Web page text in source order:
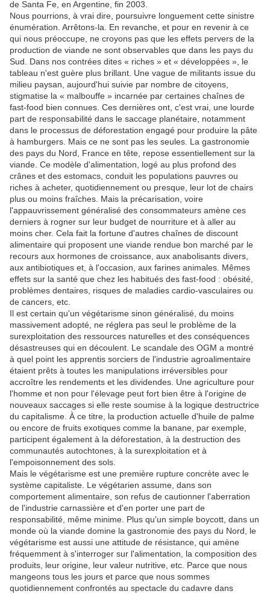
de Santa Fe, en Argentine, fin 2003.
Nous pourrions, à vrai dire, poursuivre longuement cette sinistre
énumération. Arrêtons-la. En revanche, et pour en revenir à ce
qui nous préoccupe, ne croyons pas que les effets pervers de la
production de viande ne sont observables que dans les pays du
Sud. Dans nos contrées dites « riches » et « développées », le
tableau n'est guère plus brillant. Une vague de militants issue du
milieu paysan, aujourd'hui suivie par nombre de citoyens,
stigmatise la « malbouffe » incarnée par certaines chaînes de
fast-food bien connues. Ces dernières ont, c'est vrai, une lourde
part de responsabilité dans le saccage planétaire, notamment
dans le processus de déforestation engagé pour produire la pâte
à hamburgers. Mais ce ne sont pas les seules. La gastronomie
des pays du Nord, France en tête, repose essentiellement sur la
viande. Ce modèle d'alimentation, logé au plus profond des
crânes et des estomacs, conduit les populations pauvres ou
riches à acheter, quotidiennement ou presque, leur lot de chairs
plus ou moins fraîches. Mais la précarisation, voire
l'appauvrissement généralisé des consommateurs amène ces
derniers à rogner sur leur budget de nourriture et à aller au
moins cher. Cela fait la fortune d'autres chaînes de discount
alimentaire qui proposent une viande rendue bon marché par le
recours aux hormones de croissance, aux anabolisants divers,
aux antibiotiques et, à l'occasion, aux farines animales. Mêmes
effets sur la santé que chez les habitués des fast-food : obésité,
problèmes dentaires, risques de maladies cardio-vasculaires ou
de cancers, etc.
Il est certain qu'un végétarisme sinon généralisé, du moins
massivement adopté, ne réglera pas seul le problème de la
surexploitation des ressources naturelles et des conséquences
désastreuses qui en découlent. Le scandale des OGM a montré
à quel point les apprentis sorciers de l'industrie agroalimentaire
étaient prêts à toutes les manipulations irréversibles pour
accroître les rendements et les dividendes. Une agriculture pour
l'homme et non pour l'élevage peut fort bien être à l'origine de
nouveaux saccages si elle reste soumise à la logique destructrice
du capitalisme. À ce titre, la production actuelle d'huile de palme
ou encore de fruits exotiques comme la banane, par exemple,
participent également à la déforestation, à la destruction des
communautés autochtones, à la surexploitation et à
l'empoisonnement des sols.
Mais le végétarisme est une première rupture concrète avec le
système capitaliste. Le végétarien assume, dans son
comportement alimentaire, son refus de cautionner l'aberration
de l'industrie carnassière et d'en porter une part de
responsabilité, même minime. Plus qu'un simple boycott, dans un
monde où la viande domine la gastronomie des pays du Nord, le
végétarisme est aussi une attitude de résistance, qui amène
fréquemment à s'interroger sur l'alimentation, la composition des
produits, leur origine, leur valeur nutritive, etc. Parce que nous
mangeons tous les jours et parce que nous sommes
quotidiennement confrontés au spectacle du cadavre dans